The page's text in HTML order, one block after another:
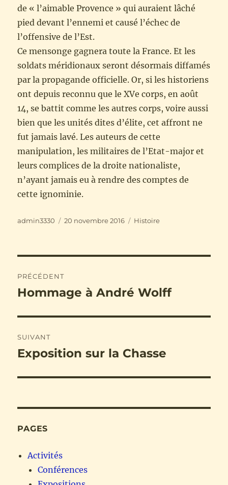
de « l’aimable Provence » qui auraient lâché
pied devant l’ennemi et causé l’échec de
l’offensive de l’Est.
Ce mensonge gagnera toute la France. Et les
soldats méridionaux seront désormais diffamés
par la propagande officielle. Or, si les historiens
ont depuis reconnu que le XVe corps, en août
14, se battit comme les autres corps, voire aussi
bien que les unités dites d’élite, cet affront ne
fut jamais lavé. Les auteurs de cette
manipulation, les militaires de l’Etat-major et
leurs complices de la droite nationaliste,
n’ayant jamais eu à rendre des comptes de
cette ignominie.
Auteur
admin3330
Publié
20 novembre 2016 Catégories
Histoire
de
PRÉCÉDENT
Publication
Hommage à André Wolff
SUIVANT
Publication
Exposition sur la Chasse
PAGES
Activités
Conférences